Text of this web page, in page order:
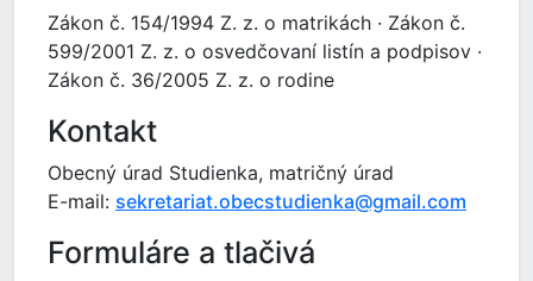
Zákon č. 154/1994 Z. z. o matrikách · Zákon č.
599/2001 Z. z. o osvedčovaní listín a podpisov ·
Zákon č. 36/2005 Z. z. o rodine
Kontakt
Obecný úrad Studienka, matričný úrad
E-mail: sekretariat.obecstudienka@gmail.com
Formuláre a tlačivá